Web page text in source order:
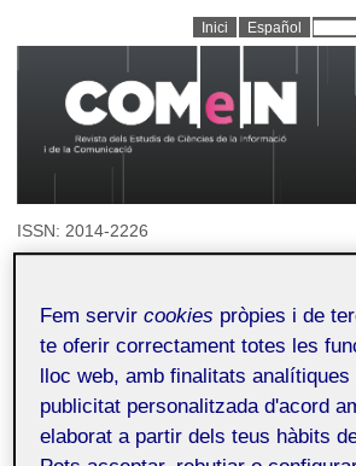
Inici Español
ISSN: 2014-2226
DOI: https://doi.org/10.7238/issn.2014-2226
Inici>Qui som
Línia editorial Qui som Números publicats
Xarxa COMeIN
Director
Fem servircookies pròpies i de
te oferir correctament totes les
lloc web, amb finalitats
publicitat personalitzada d'acord
elaborat a partir dels teus hàbits